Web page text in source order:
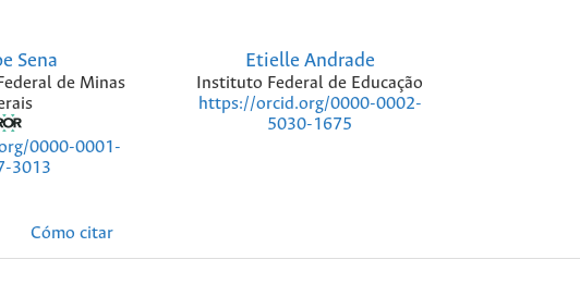
Sena
de Minas
0000-0001-
3013
Etielle Andrade
Instituto Federal de Educação
https://orcid.org/0000-0002-
5030-1675
Cómo citar